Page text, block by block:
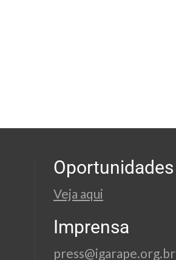
Oportunidades
Veja aqui
Imprensa
press@igarape.org.br